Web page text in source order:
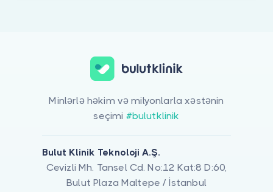
Minlərlə həkim və milyonlarla xəstənin
seçimi #bulutklinik
Bulut Klinik Teknoloji A.Ş.
Cevizli Mh. Tansel Cd. No:12 Kat:8 D:60,
Bulut Plaza Maltepe / İstanbul